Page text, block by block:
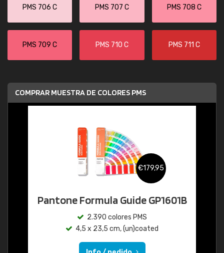
PMS 706 C PMS 707 C PMS 708 C
PMS 709 C PMS 710 C PMS 711 C
COMPRAR MUESTRA DE COLORES PMS
€179,95
Pantone Formula Guide GP1601B
2.390 colores PMS
4,5 x 23,5 cm, (un)coated